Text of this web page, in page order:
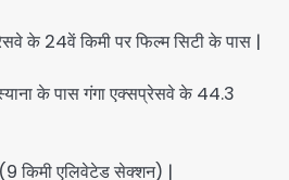
के 24वें किमी पर फिल्म सिटी के पास |
के पास गंगा एक्सप्रेसवे के 44.3
किमी एलिवेटेड सेक्शन) |